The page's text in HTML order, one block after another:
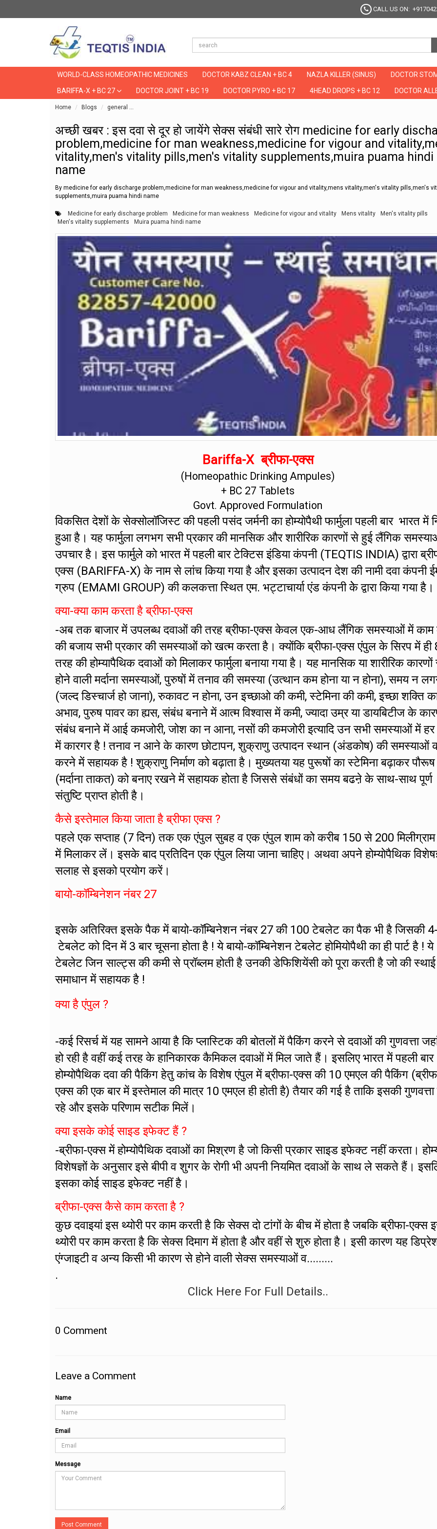
CALL US ON:
WORLD-CLASS HOMEOPATHIC MEDICINES DOCTOR KABZ CLEAN + BC 4 NAZLA KILLER (SINUS) DOCTOR
BARIFFA-X + BC 27 DOCTOR JOINT + BC 19 DOCTOR PYRO + BC 17 4HEAD DROPS + BC 12 DOCTOR
Home Blogs general
अच्छी खबर : इस दवा से दूर हो जायेंगे सेक्स संबंधी सारे रोग medicine for early
problem,medicine for man weakness,medicine for vigour and
vitality,men's vitality pills,men's vitality supplements,muira puama hindi
name
By medicine for early discharge problem,medicine for man weakness,medicine for vigour and vitality,mens vitality,men's vitality pills,men's
supplements,muira puama hindi name
Medicine for early discharge problem Medicine for man weakness Medicine for vigour and vitality Mens vitality
Men's vitality pills
Men's vitality supplements
Muira puama hindi name
Bariffa-X ब्रीफा-एक्स
(Homeopathic Drinking Ampules)
+ BC 27 Tablets
Govt. Approved Formulation
विकसित देशों के सेक्सोलॉजिस्ट की पहली पसंद जर्मनी का होम्योपैथी फार्मुला पहली बार भारत में
हुआ है। यह फार्मुला लगभग सभी प्रकार की मानसिक और शारीरिक कारणों से हुई लैंगिक
उपचार है। इस फार्मुले को भारत में पहली बार टेक्टिस इंडिया कंपनी (TEQTIS INDIA) द्वारा
एक्स (BARIFFA-X) के नाम से लांच किया गया है और इसका उत्पादन देश की नामी दवा कंपनी
ग्रुप (EMAMI GROUP) की कलकत्ता स्थित एम. भट्टाचार्या एंड कंपनी केे द्वारा किया गया है।
क्या-क्या काम करता है ब्रीफा-एक्स
-अब तक बाजार में उपलब्ध दवाओं की तरह ब्रीफा-एक्स केवल एक-आध लैंगिक समस्याओं में
की बजाय सभी प्रकार की समस्याओं को खत्म करता है। क्योंकि ब्रीफा-एक्स एंपुल के सिरप में ही
तरह की होम्यापैथिक दवाओं को मिलाकर फार्मुला बनाया गया है। यह मानसिक या शारीरिक
होने वाली मर्दाना समस्याओं, पुरुषों में तनाव की समस्या (उत्थान कम होना या न होना), समय न
(जल्द डिस्चार्ज हो जाना), रुकावट न होना, उन इच्छाओ की कमी, स्टेमिना की कमी, इच्छा शक्ति
अभाव, पुरुष पावर का ह्यस, संबंध बनाने में आत्म विश्वास में कमी, ज्यादा उम्र या डायबिटीज के
संबंध बनाने में आई कमजोरी, जोश का न आना, नसों की कमजोरी इत्यादि उन सभी समस्याओं में
में कारगर है ! तनाव न आने के कारण छोटापन, शुक्राणु उत्पादन स्थान (अंडकोष) की समस्याओं
करने में सहायक है ! शुक्राणु निर्माण को बढ़ाता है। मुख्यतया यह पुरूषों का स्टेमिना बढ़ाकर पौरूष
(मर्दाना ताकत) को बनाए रखने में सहायक होता है जिससे संबंधों का समय बढऩे के साथ-साथ पूर्ण
संतुष्टि प्राप्त होती है।
कैसे इस्तेमाल किया जाता है ब्रीफा एक्स ?
पहले एक सप्ताह (7 दिन) तक एक एंपुल सुबह व एक एंपुल शाम को करीब 150 से 200 मिलीग्राम
में मिलाकर लें। इसके बाद प्रतिदिन एक एंपुल लिया जाना चाहिए। अथवा अपने होम्योपैथिक
सलाह से इसको प्रयोग करें।
बायो-कॉम्बिनेशन नंबर 27
इसके अतिरिक्त इसके पैक में बायो-कॉम्बिनेशन नंबर 27 की 100 टेबलेट का पैक भी है जिसकी
टेबलेट को दिन में 3 बार चूसना होता है ! ये बायो-कॉम्बिनेशन टेबलेट होमियोपैथी का ही पार्ट है ! ये
टेबलेट जिन साल्ट्स की कमी से प्रॉब्लम होती है उनकी डेफिशियेंसी को पूरा करती है जो की स्थाई
समाधान में सहायक है !
क्या है एंपुल ?
-कई रिसर्च में यह सामने आया है कि प्लास्टिक की बोतलों में पैकिंग करने से दवाओं की गुणवत्ता
हो रही है वहीं कई तरह के हानिकारक कैमिकल दवाओं में मिल जाते हैं। इसलिए भारत में पहली बार
होम्योपैथिक दवा की पैकिंग हेतु कांच के विशेष एंपुल में ब्रीफा-एक्स की 10 एमएल की पैकिंग
एक्स की एक बार में इस्तेमाल की मात्र 10 एमएल ही होती है) तैयार की गई है ताकि इसकी गुणवत्ता
रहे और इसके परिणाम सटीक मिलें।
क्या इसके कोई साइड इफेक्ट हैं ?
-ब्रीफा-एक्स में होम्योपैथिक दवाओं का मिश्रण है जो किसी प्रकार साइड इफेक्ट नहीं करता।
विशेषज्ञों के अनुसार इसे बीपी व शुगर के रोगी भी अपनी नियमित दवाओं के साथ ले सकते हैं।
इसका कोई साइड इफेक्ट नहीं है।
ब्रीफा-एक्स कैसे काम करता है ?
कुछ दवाइयां इस थ्योरी पर काम करती है कि सेक्स दो टांगों के बीच में होता है जबकि ब्रीफा-एक्स
थ्योरी पर काम करता है कि सेक्स दिमाग में होता है और वहीं से शुरु होता है। इसी कारण यह
एंग्जाइटी व अन्य किसी भी कारण से होने वाली सेक्स समस्याओं व.........
.
Click Here For Full Details..
0 Comment
Leave a Comment
Name
Email
Message
Post Comment